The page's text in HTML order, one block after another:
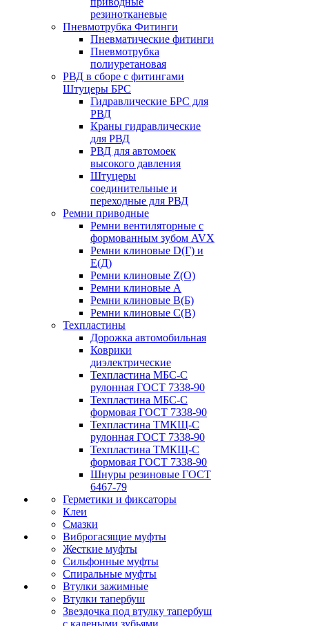
резинотканевые
Пневмотрубка Фитинги
Пневматические фитинги
Пневмотрубка
полиуретановая
РВД в сборе с фитингами
Штуцеры БРС
Гидравлические БРС для
РВД
Краны гидравлические
для РВД
РВД для автомоек
высокого давления
Штуцеры
соединительные и
переходные для РВД
Ремни приводные
Ремни вентиляторные с
формованным зубом AVX
Ремни клиновые D(Г) и
Е(Д)
Ремни клиновые Z(О)
Ремни клиновые А
Ремни клиновые В(Б)
Ремни клиновые С(В)
Техпластины
Дорожка автомобильная
Коврики
диэлектрические
Техпластина МБС-С
рулонная ГОСТ 7338-90
Техпластина МБС-С
формовая ГОСТ 7338-90
Техпластина ТМКЩ-С
рулонная ГОСТ 7338-90
Техпластина ТМКЩ-С
формовая ГОСТ 7338-90
Шнуры резиновые ГОСТ
6467-79
Герметики и фиксаторы
Клеи
Смазки
Виброгасящие муфты
Жесткие муфты
Сильфонные муфты
Спиральные муфты
Втулки зажимные
Втулки тапербуш
Звездочка под втулку тапербуш
c калеными зубьями